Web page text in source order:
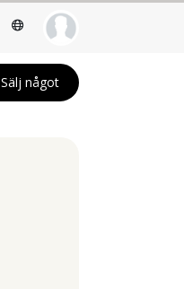
Sälj något